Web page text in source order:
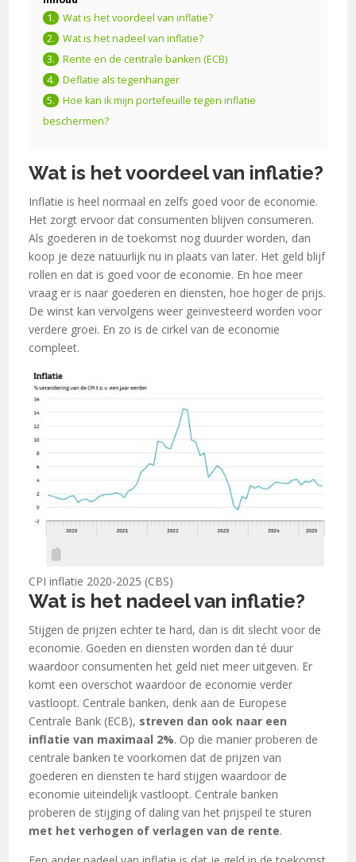
Wat is het voordeel van inflatie?
Wat is het nadeel van inflatie?
Rente en de centrale banken (ECB)
Deflatie als tegenhanger
Hoe kan ik mijn portefeuille tegen inflatie
beschermen?
Wat is het voordeel van inflatie?
Inflatie is heel normaal en zelfs goed voor de economie.
Het zorgt ervoor dat consumenten blijven consumeren.
Als goederen in de toekomst nog duurder worden, dan
koop je deze natuurlijk nu in plaats van later. Het geld blijf
rollen en dat is goed voor de economie. En hoe meer
vraag er is naar goederen en diensten, hoe hoger de prijs.
De winst kan vervolgens weer geïnvesteerd worden voor
verdere groei. En zo is de cirkel van de economie
compleet.
CPI inflatie 2020-2025 (CBS)
Wat is het nadeel van inflatie?
Stijgen de prijzen echter te hard, dan is dit slecht voor de
economie. Goeden en diensten worden dan té duur
waardoor consumenten het geld niet meer uitgeven. Er
komt een overschot waardoor de economie verder
vastloopt. Centrale banken, denk aan de Europese
Centrale Bank (ECB), streven dan ook naar een
inflatie van maximaal 2%. Op die manier proberen de
centrale banken te voorkomen dat de prijzen van
goederen en diensten te hard stijgen waardoor de
economie uiteindelijk vastloopt. Centrale banken
proberen de stijging of daling van het prijspeil te sturen
met het verhogen of verlagen van de rente.